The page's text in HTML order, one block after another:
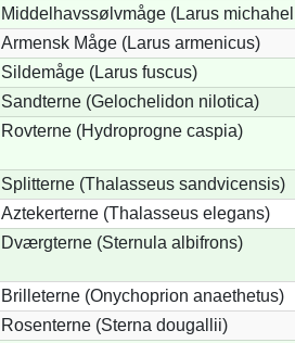
Middelhavssølvmåge (Larus
Armensk Måge (Larus armenicus)
Sildemåge (Larus fuscus)
Sandterne (Gelochelidon nilotica)
Rovterne (Hydroprogne caspia)
Splitterne (Thalasseus sandvicensis)
Aztekerterne (Thalasseus elegans)
Dværgterne (Sternula albifrons)
Brilleterne (Onychoprion anaethetus)
Rosenterne (Sterna dougallii)